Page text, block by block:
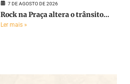
7 DE AGOSTO DE 2026
Rock na Praça altera o trânsito...
Ler mais »